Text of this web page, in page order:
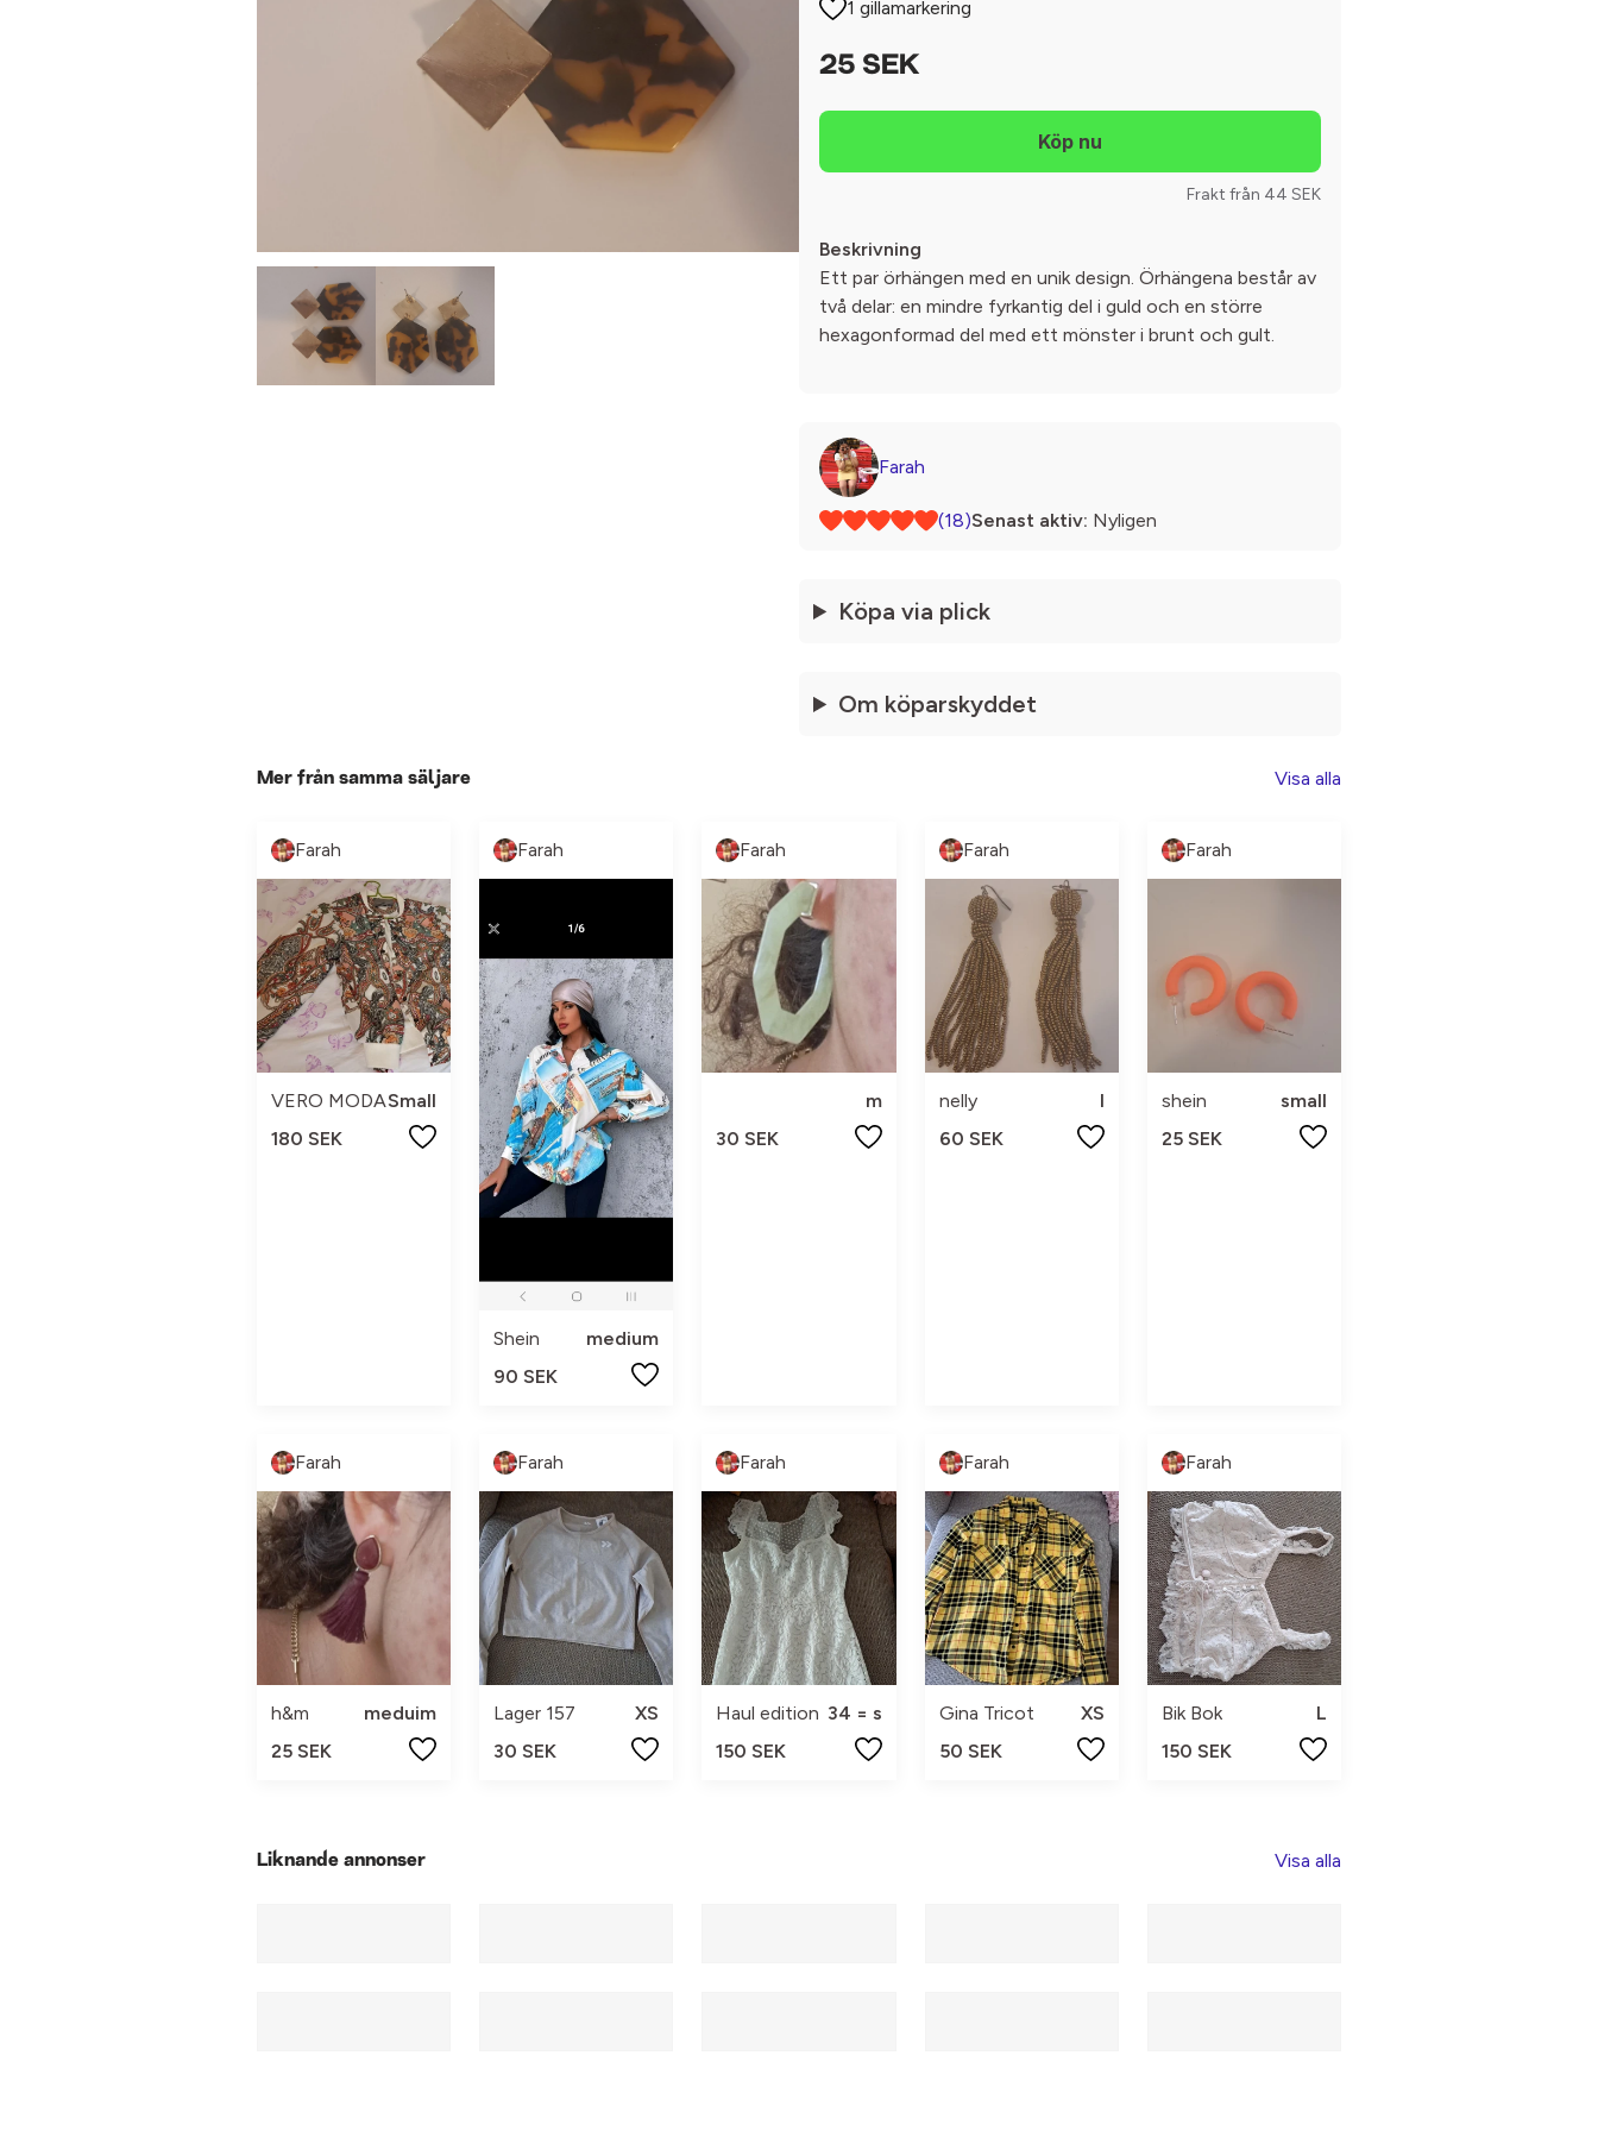
1 gillamarkering
25 SEK
Frakt från 44 SEK
Beskrivning
Ett par örhängen med en unik design. Örhängena består av
två delar: en mindre fyrkantig del i guld och en större
hexagonformad del med ett mönster i brunt och gult.
Farah
(18)Senast aktiv: Nyligen
Köpa via plick
Om köparskyddet
Mer från samma säljare Visa alla
Farah
VERO MODASmall
180 SEK
Farah
Shein
medium
90 SEK
Farah
m
30 SEK
Farah
nelly
l
60 SEK
Farah
shein
small
25 SEK
Farah
h&m
meduim
25 SEK
Farah
Lager 157
XS
30 SEK
Farah
Haul edition 34 = s
150 SEK
Farah
Gina Tricot
XS
50 SEK
Farah
Bik Bok
L
150 SEK
Liknande annonser Visa alla